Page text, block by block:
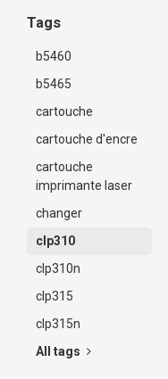
Tags
b5460
b5465
cartouche
cartouche d'encre
cartouche
imprimante laser
changer
clp310
clp310n
clp315
clp315n
All tags